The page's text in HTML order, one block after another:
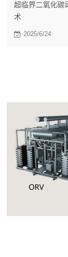
超临界二氧化碳
术
2025/6/24